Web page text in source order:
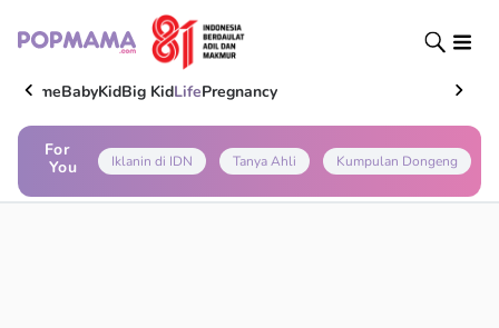
HomeBabyKidBig KidLifePregnancy
For
You
Iklanin di IDN Tanya Ahli Kumpulan Dongeng